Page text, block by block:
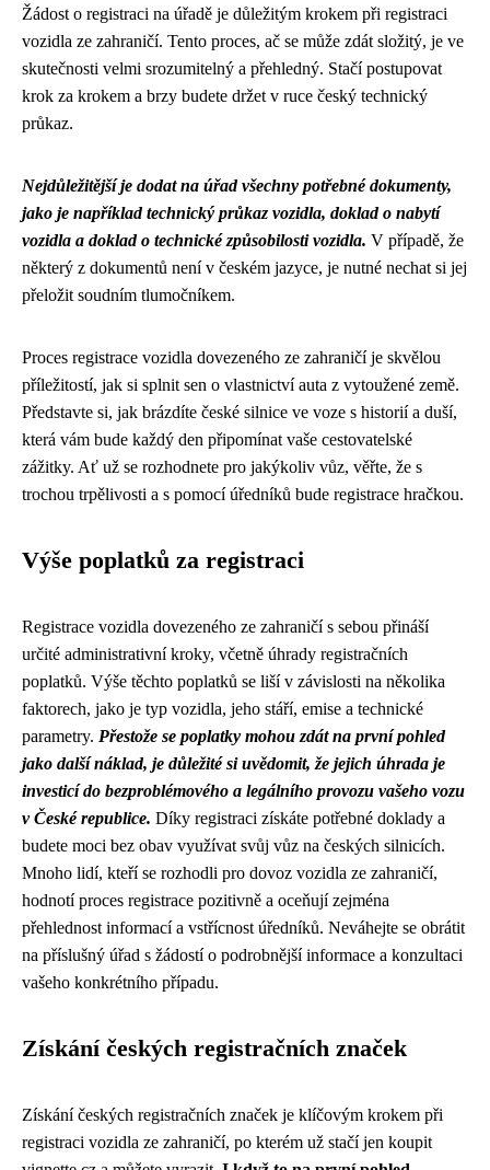
Žádost o registraci na úřadě je důležitým krokem při registraci
vozidla ze zahraničí. Tento proces, ač se může zdát složitý, je ve
skutečnosti velmi srozumitelný a přehledný. Stačí postupovat
krok za krokem a brzy budete držet v ruce český technický
průkaz.
Nejdůležitější je dodat na úřad všechny potřebné dokumenty,
jako je například technický průkaz vozidla, doklad o nabytí
vozidla a doklad o technické způsobilosti vozidla. V případě, že
některý z dokumentů není v českém jazyce, je nutné nechat si jej
přeložit soudním tlumočníkem.
Proces registrace vozidla dovezeného ze zahraničí je skvělou
příležitostí, jak si splnit sen o vlastnictví auta z vytoužené země.
Představte si, jak brázdíte české silnice ve voze s historií a duší,
která vám bude každý den připomínat vaše cestovatelské
zážitky. Ať už se rozhodnete pro jakýkoliv vůz, věřte, že s
trochou trpělivosti a s pomocí úředníků bude registrace hračkou.
Výše poplatků za registraci
Registrace vozidla dovezeného ze zahraničí s sebou přináší
určité administrativní kroky, včetně úhrady registračních
poplatků. Výše těchto poplatků se liší v závislosti na několika
faktorech, jako je typ vozidla, jeho stáří, emise a technické
parametry. Přestože se poplatky mohou zdát na první pohled
jako další náklad, je důležité si uvědomit, že jejich úhrada je
investicí do bezproblémového a legálního provozu vašeho vozu
v České republice. Díky registraci získáte potřebné doklady a
budete moci bez obav využívat svůj vůz na českých silnicích.
Mnoho lidí, kteří se rozhodli pro dovoz vozidla ze zahraničí,
hodnotí proces registrace pozitivně a oceňují zejména
přehlednost informací a vstřícnost úředníků. Neváhejte se obrátit
na příslušný úřad s žádostí o podrobnější informace a konzultaci
vašeho konkrétního případu.
Získání českých registračních značek
Získání českých registračních značek je klíčovým krokem při
registraci vozidla ze zahraničí, po kterém už stačí jen koupit